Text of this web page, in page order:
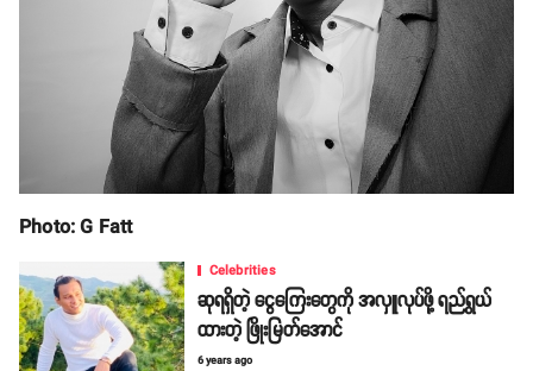
Photo: G Fatt
Celebrities
ဆုရရှိတဲ့ ငွေကြေးတွေကို အလှူလုပ်ဖို့ ရည်ရွယ်
ထားတဲ့ ဖြိုးမြတ်အောင်
6 years ago